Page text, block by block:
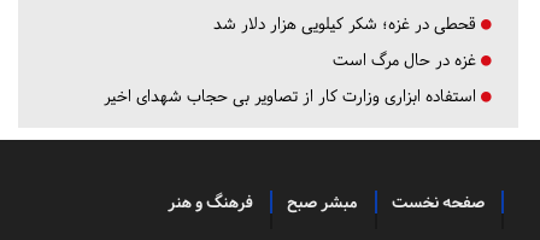
قحطی در غزه؛ شکر کیلویی هزار دلار شد
غزه در حال مرگ است
استفاده ابزاری وزارت کار از تصاویر بی حجاب شهدای اخیر
صفحه نخست مبشر صبح فرهنگ و هنر